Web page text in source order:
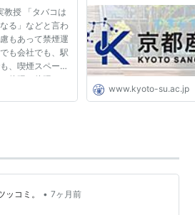
ソーシャル・マネジメント学
ス学科を増設。大学院経済学研
）設置。京都産業大学附属中学
学部教授がノーベル物理学賞受
工学部増設。外国語学部に国際
政策学科増設
学部開設
情報学研究科（先端情報学専
教授 「タバコは
る」などと言わ
もあって禁煙運
も会社でも、駅
、喫煙スペース
片隅へ片隅へと
タバコの何がど
www.kyoto-su.ac.jp
ッコミ。 • 7ヶ月前